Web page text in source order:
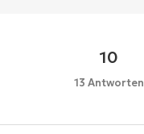
10
13 Antworten